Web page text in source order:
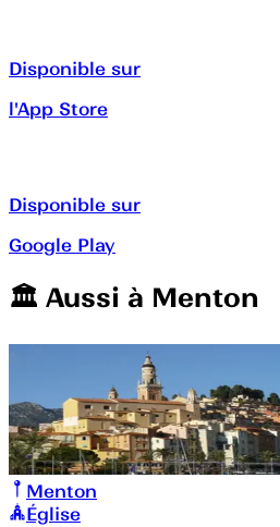
Disponible sur
l'App Store
Disponible sur
Google Play
🏛️️ Aussi à Menton
Menton
Église